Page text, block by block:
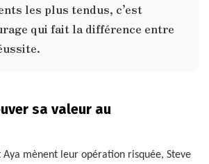
les plus tendus, c’est
qui fait la différence entre
sa valeur au
Aya mènent leur opération risquée, Steve